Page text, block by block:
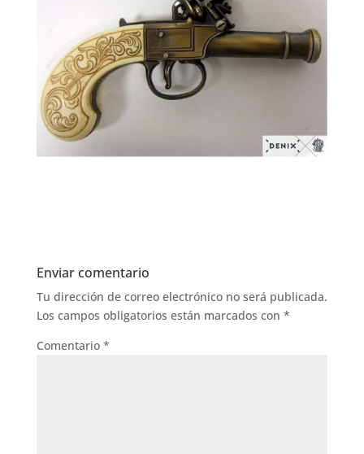
Enviar comentario
Tu dirección de correo electrónico no será publicada.
Los campos obligatorios están marcados con *
Comentario *